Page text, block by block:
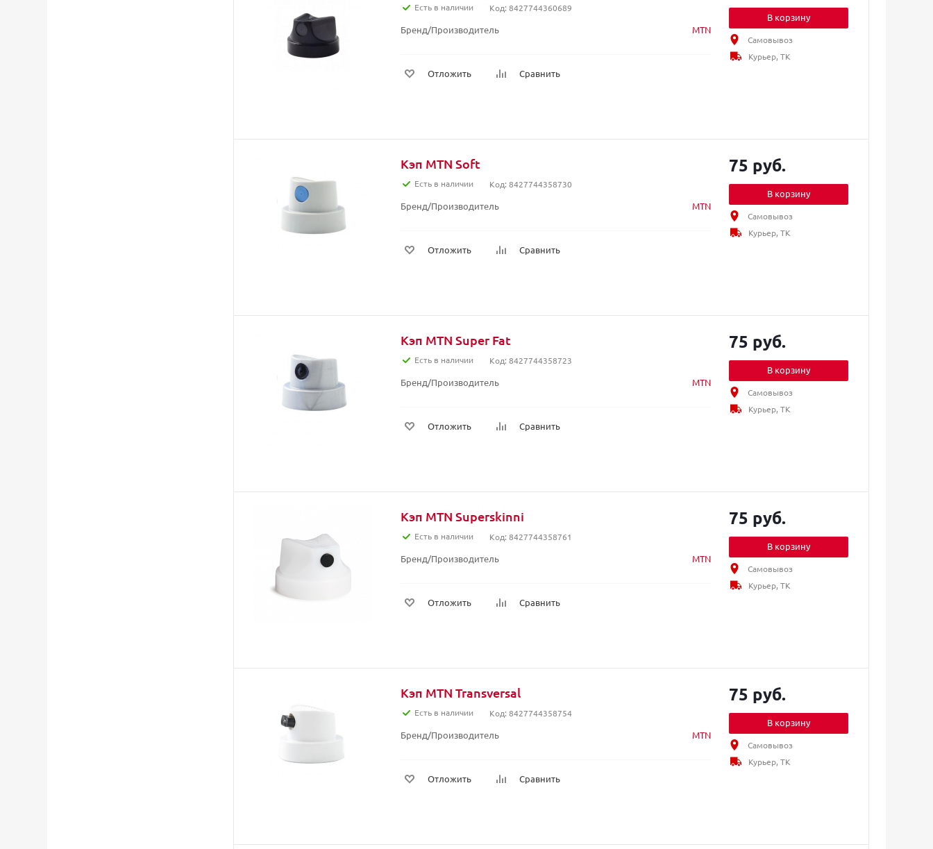
Есть в наличии Код: 8427744360689
Бренд/Производитель MTN
Отложить Сравнить
В корзину
Самовывоз
Курьер, ТК
Кэп MTN Soft
Есть в наличии Код: 8427744358730
Бренд/Производитель MTN
Отложить Сравнить
75 руб.
В корзину
Самовывоз
Курьер, ТК
Кэп MTN Super Fat
Есть в наличии Код: 8427744358723
Бренд/Производитель MTN
Отложить Сравнить
75 руб.
В корзину
Самовывоз
Курьер, ТК
Кэп MTN Superskinni
Есть в наличии Код: 8427744358761
Бренд/Производитель MTN
Отложить Сравнить
75 руб.
В корзину
Самовывоз
Курьер, ТК
Кэп MTN Transversal
Есть в наличии Код: 8427744358754
Бренд/Производитель MTN
Отложить Сравнить
75 руб.
В корзину
Самовывоз
Курьер, ТК